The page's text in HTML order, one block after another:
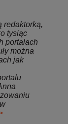
redaktorką,
tysiąc
portalach
można
jak